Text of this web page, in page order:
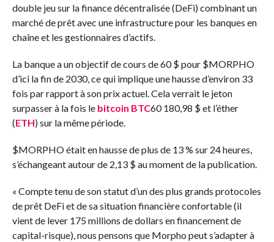
double jeu sur la finance décentralisée (DeFi) combinant un
marché de prêt avec une infrastructure pour les banques en
chaîne et les gestionnaires d’actifs.
La banque a un objectif de cours de 60 $ pour $MORPHO
d’ici la fin de 2030, ce qui implique une hausse d’environ 33
fois par rapport à son prix actuel. Cela verrait le jeton
surpasser à la fois le bitcoin BTC60 180,98 $et l’éther
(ETH) sur la même période.
$MORPHOétait en hausse de plus de 13 % sur 24 heures,
s’échangeant autour de 2,13 $ au moment de la publication.
« Compte tenu de son statut d’un des plus grands protocoles
de prêt DeFi et de sa situation financière confortable (il
vient de lever 175 millions de dollars en financement de
capital-risque), nous pensons que Morpho peut s’adapter à